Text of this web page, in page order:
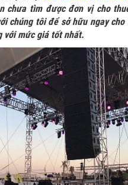
chưa tìm được đơn vị cho
chúng tôi để sở hữu ngay cho
với mức giá tốt nhất.